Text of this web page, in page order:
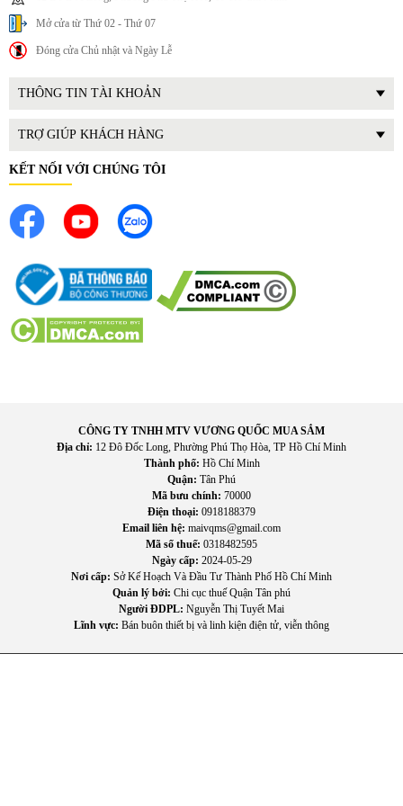
4. Hướng dẫn sử dụng và bảo quản
Hướng dẫn sử dụng
Bật nguồn và chờ khoảng 10–15 phút để nước đạt nhiệt độ
mong muốn.
Kiểm tra đèn báo nhiệt trước khi sử dụng.
Tắt nguồn điện trước khi tắm để tăng độ an toàn.
Không bật bình khi không có nước trong bồn chứa.
Kiểm tra hệ thống chống giật ELCB thường xuyên.
Không tự ý tháo lắp nếu không có chuyên môn kỹ thuật.
Lắp đặt tại vị trí khô ráo, tránh tiếp xúc trực tiếp với nước.
: Bình nước nóng Rapido Obel RON-20AD
Hiển thị nhiệt độ: LED
: Tráng men
Công suất: 2500W
Mở cửa từ Thứ 02 - Thứ 07
Đóng cửa Chủ nhật và Ngày Lễ
THÔNG TIN TÀI KHOẢN
TRỢ GIÚP KHÁCH HÀNG
KẾT NỐI VỚI CHÚNG TÔI
CÔNG TY TNHH MTV VƯƠNG QUỐC MUA SẮM
Địa chỉ: 12 Đô Đốc Long, Phường Phú Thọ Hòa, TP Hồ Chí Minh
Thành phố: Hồ Chí Minh
Quận: Tân Phú
Mã bưu chính: 70000
Điện thoại: 0918188379
Email liên hệ: maivqms@gmail.com
Mã số thuế: 0318482595
Ngày cấp: 2024-05-29
Nơi cấp: Sở Kế Hoạch Và Đầu Tư Thành Phố Hồ Chí Minh
Quản lý bởi: Chi cục thuế Quận Tân phú
Người ĐDPL: Nguyễn Thị Tuyết Mai
Lĩnh vực: Bán buôn thiết bị và linh kiện điện tử, viễn thông